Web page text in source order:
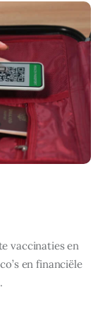
vaccinaties en
en financiële